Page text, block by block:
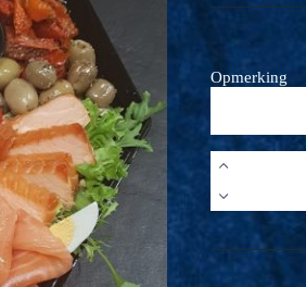
Opmerking
811
exclusief
7-
personen